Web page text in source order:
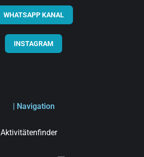
WHATSAPP KANAL
INSTAGRAM
| Navigation
Aktivitätenfinder